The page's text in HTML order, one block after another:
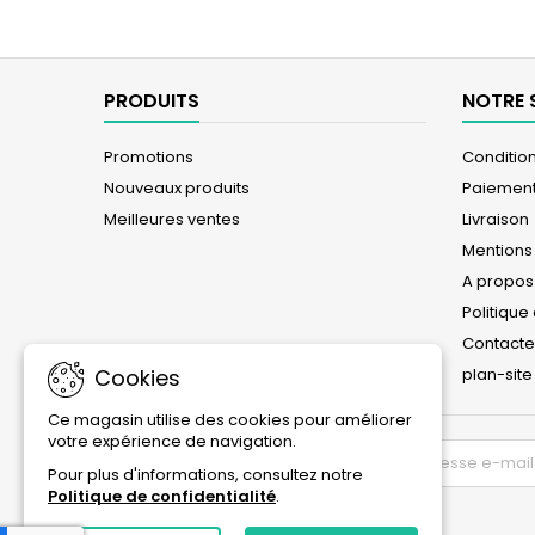
PRODUITS
Promotions
Nouveaux produits
Meilleures ventes
NOTRE
Livraison
A propos
plan-site
Cookies
Ce magasin utilise des cookies pour améliorer
votre expérience de navigation.
Pour plus d'informations, consultez notre
Politique de confidentialité.
LETTRE D'INFORMATIONS